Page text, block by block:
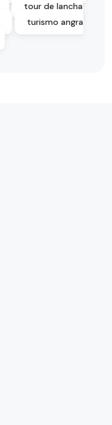
tour de lancha
turismo angra